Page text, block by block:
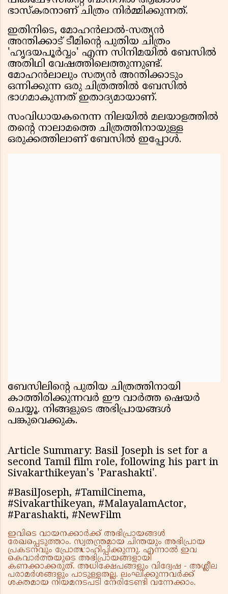
ഭാസ്കരനാണ് ചിത്രം നിർമ്മിക്കുന്നത്.
ഇതിനിടെ, മോഹൻലാൽ-സത്യൻ
അന്തിക്കാട് ടീമിൻ്റെ പുതിയ ചിത്രം
'ഹൃദയപൂർവ്വം' എന്ന സിനിമയിൽ ബേസിൽ
അതിഥി വേഷത്തിലെത്തുന്നുണ്ട്.
മോഹൻലാലും സത്യൻ അന്തിക്കാടും
ഒന്നിക്കുന്ന ഒരു ചിത്രത്തിൽ ബേസിൽ
ഭാഗമാകുന്നത് ഇതാദ്യമായാണ്.
സംവിധായകനെന്ന നിലയിൽ മലയാളത്തിൽ
തൻ്റെ നാലാമത്തെ ചിത്രത്തിനായുള്ള
ഒരുക്കത്തിലാണ് ബേസിൽ ഇപ്പോൾ.
ബേസിലിൻ്റെ പുതിയ ചിത്രത്തിനായി
കാത്തിരിക്കുന്നവർ ഈ വാർത്ത ഷെയർ
ചെയ്യൂ. നിങ്ങളുടെ അഭിപ്രായങ്ങൾ
പങ്കുവെക്കുക.
Article Summary: Basil Joseph is set for a
second Tamil film role, following his part in
Sivakarthikeyan's 'Parashakti'.
#BasilJoseph, #TamilCinema,
#Sivakarthikeyan, #MalayalamActor,
#Parashakti, #NewFilm
ഇവിടെ വായനക്കാർക്ക് അഭിപ്രായങ്ങൾ
രേഖപ്പെടുത്താം. സ്വതന്ത്രമായ ചിന്തയും അഭിപ്രായ
പ്രകടനവും പ്രോത്സാഹിപ്പിക്കുന്നു. എന്നാൽ ഇവ
കെവാർത്തയുടെ അഭിപ്രായങ്ങളായി
കണക്കാക്കരുത്. അധിക്ഷേപങ്ങളും വിദ്വേഷ - അശ്ലീല
പരാമർശങ്ങളും പാടുള്ളതല്ല. ലംഘിക്കുന്നവർക്ക്
ശക്തമായ നിയമനടപടി നേരിടേണ്ടി വന്നേക്കാം.